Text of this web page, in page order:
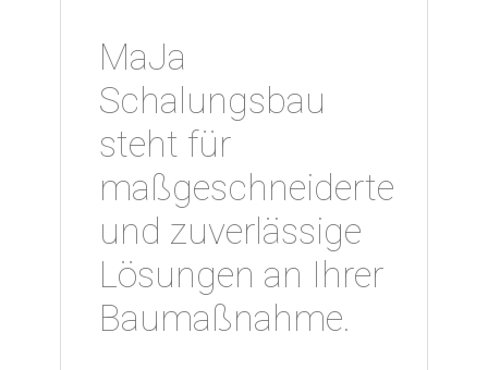
MaJa
Schalungsbau
steht für
maßgeschneiderte
und zuverlässige
Lösungen an Ihrer
Baumaßnahme.